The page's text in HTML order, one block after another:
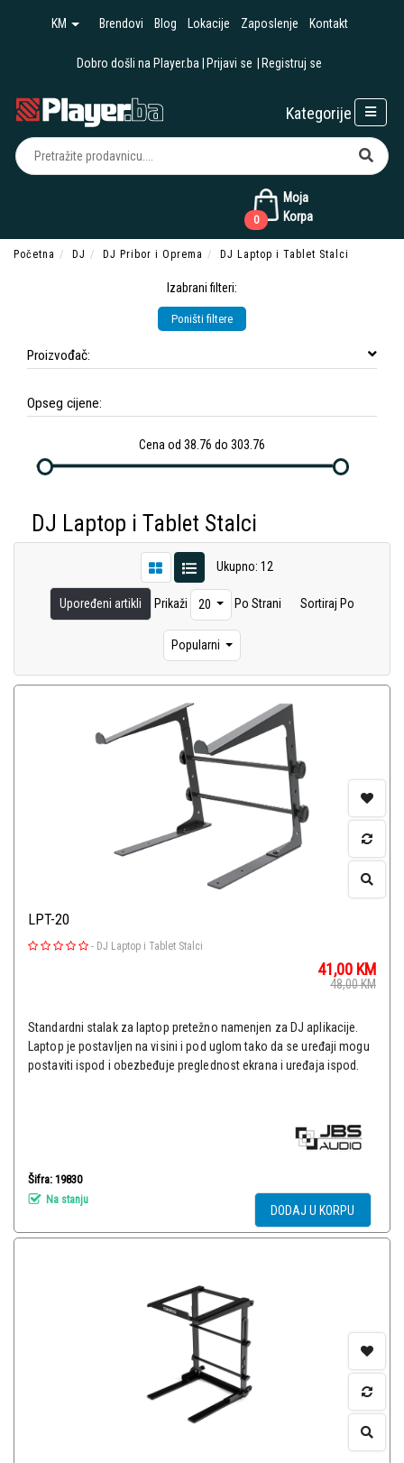
KM Brendovi Blog Lokacije Zaposlenje Kontakt
Dobro došli na Player.ba Prijavi se Registruj se
Moja
Korpa
0
Kategorije
Početna DJ DJ Pribor i Oprema DJ Laptop i Tablet Stalci
Izabrani filteri:
Poništi filtere
Proizvođač:
Opseg cijene:
Cena od 38.76 do 303.76
DJ Laptop i Tablet Stalci
Ukupno: 12
Upoređeni artikli Prikaži 20 Po Strani Sortiraj Po
Popularni
LPT-20
- DJ Laptop i Tablet Stalci
41,00 KM
48,00KM
Standardni stalak za laptop pretežno namenjen za DJ aplikacije.
Laptop je postavljen na visini i pod uglom tako da se uređaji mogu
postaviti ispod i obezbeđuje preglednost ekrana i uređaja ispod.
Šifra: 19830
Na stanju
DODAJ U KORPU